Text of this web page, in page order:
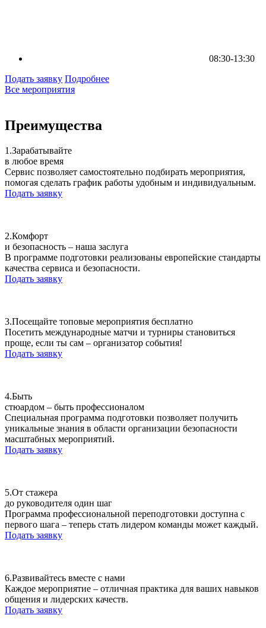
08:30-13:30
Подать заявку Подробнее
Все мероприятия
Преимущества
1.Зарабатывайте
в любое время
Сервис позволяет самостоятельно подбирать мероприятия,
помогая сделать график работы удобным и индивидуальным.
Подать заявку
2.Комфорт
и безопасность – наша заслуга
В программе подготовки реализованы европейские стандарты
качества сервиса и безопасности.
Подать заявку
3.Посещайте топовые мероприятия бесплатно
Посетить международные матчи и турниры становиться
проще, если ты сам – организатор события!
Подать заявку
4.Быть
стюардом – быть профессионалом
Специальная программа подготовки позволяет получить
уникальные знания в области организации безопасности
масштабных мероприятий.
Подать заявку
5.От стажера
до руководителя один шаг
Программа профессиональной переподготовки доступна с
первого шага – теперь стать лидером команды может каждый.
Подать заявку
6.Развивайтесь вместе с нами
Каждое мероприятие – отличная практика для ваших навыков
общения и лидерских качеств.
Подать заявку